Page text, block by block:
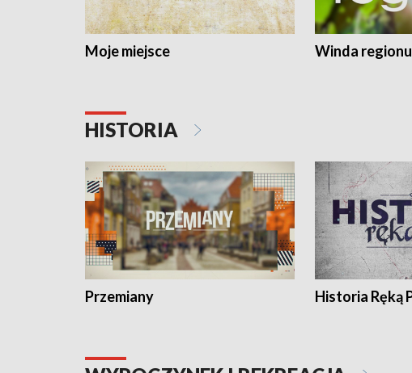
Moje miejsce Winda regionu
HISTORIA
Przemiany Historia Ręką